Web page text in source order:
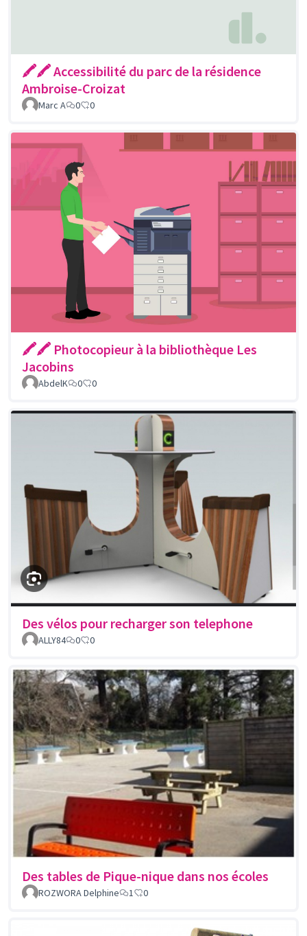
🖍🖍 Accessibilité du parc de la résidence
Ambroise-Croizat
Marc A 0 0
🖍🖍 Photocopieur à la bibliothèque Les
Jacobins
AbdelK 0 0
Des vélos pour recharger son telephone
ALLY84 0 0
Des tables de Pique-nique dans nos écoles
ROZWORA Delphine 1 0